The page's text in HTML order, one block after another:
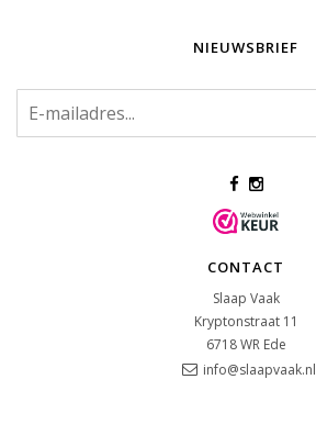
NIEUWSBRIEF
CONTACT
Slaap Vaak
Kryptonstraat 11
6718 WR Ede
info@slaapvaak.nl